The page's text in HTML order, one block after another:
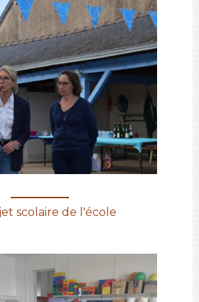
scolaire de l'école